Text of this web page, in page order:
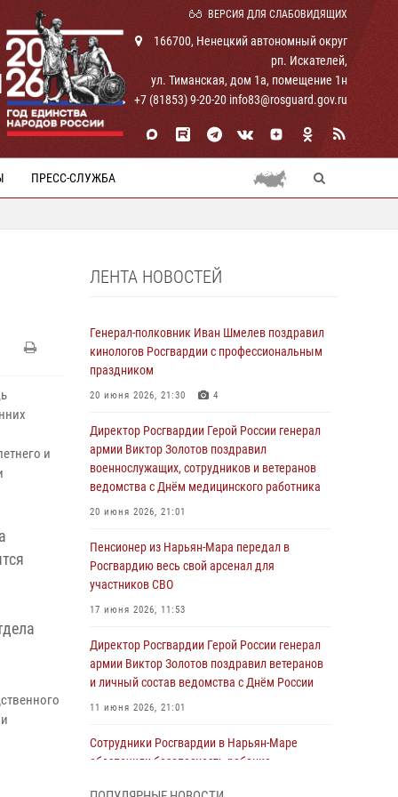
ВЕРСИЯ ДЛЯ СЛАБОВИДЯЩИХ
166700, Ненецкий автономный округ
рп. Искателей,
ул. Тиманская, дом 1а, помещение 1н
+7 (81853) 9-20-20 info83@rosguard.gov.ru
ПРЕСС-СЛУЖБА
и
ЛЕНТА НОВОСТЕЙ
Генерал-полковник Иван Шмелев поздравил
кинологов Росгвардии с профессиональным
праздником
20 июня 2026, 21:30 4
Директор Росгвардии Герой России генерал
армии Виктор Золотов поздравил
военнослужащих, сотрудников и ветеранов
ведомства с Днём медицинского работника
20 июня 2026, 21:01
Пенсионер из Нарьян-Мара передал в
Росгвардию весь свой арсенал для
участников СВО
17 июня 2026, 11:53
Директор Росгвардии Герой России генерал
армии Виктор Золотов поздравил ветеранов
и личный состав ведомства с Днём России
11 июня 2026, 21:01
Сотрудники Росгвардии в Нарьян-Маре
обеспечили безопасность ребенка,